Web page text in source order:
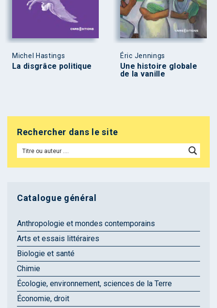
Michel Hastings
La disgrâce politique
Éric Jennings
Une histoire globale
de la vanille
Rechercher dans le site
Catalogue général
Anthropologie et mondes contemporains
Arts et essais littéraires
Biologie et santé
Chimie
Écologie, environnement, sciences de la Terre
Économie, droit